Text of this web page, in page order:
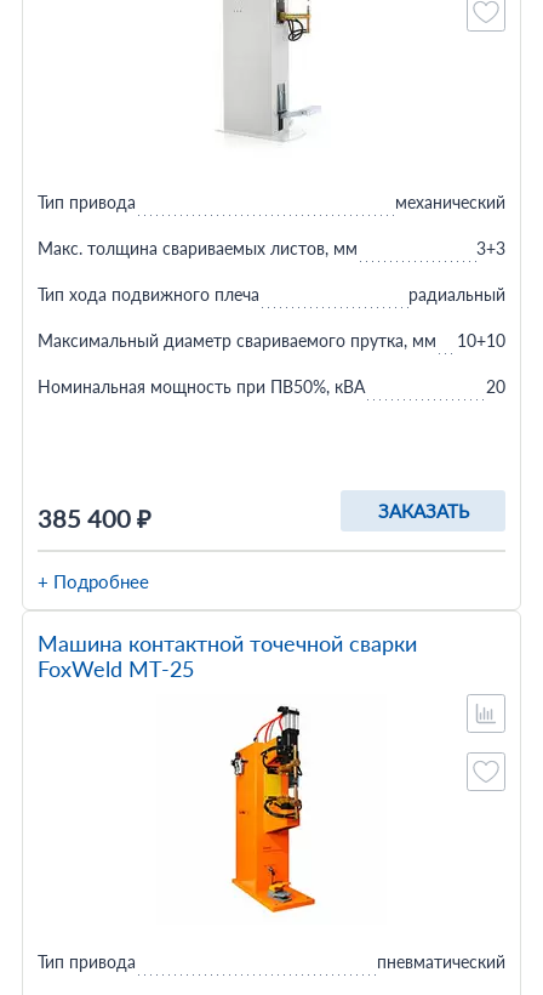
385 400 ₽ ЗАКАЗАТЬ
Тип привода механический
Макс. толщина свариваемых листов, мм 3+3
Тип хода подвижного плеча радиальный
Максимальный диаметр свариваемого прутка, мм 10+10
Номинальная мощность при ПВ50%, кВА 20
+ Подробнее
Машина контактной точечной сварки
FoxWeld МТ-25
Тип привода пневматический